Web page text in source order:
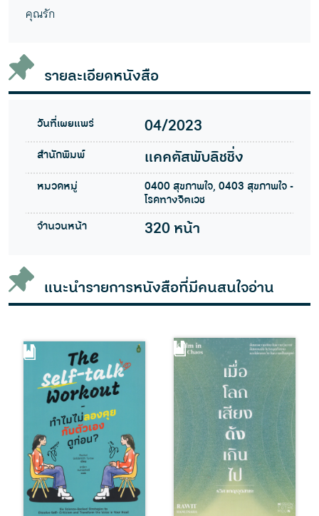
คุณรัก
รายละเอียดหนังสือ
วันที่เผยแพร่ 04/2023
สำนักพิมพ์ แคคตัสพับลิชชิ่ง
หมวดหมู่
0400 สุขภาพใจ, 0403 สุขภาพใจ -
โรคทางจิตเวช
จำนวนหน้า
320 หน้า
แนะนำรายการหนังสือที่มีคนสนใจอ่าน